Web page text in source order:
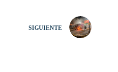
SIGUIENTE